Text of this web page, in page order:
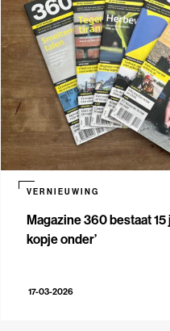
Magazine 360 bestaat 15
kopje onder’
VERNIEUWING
17-03-2026